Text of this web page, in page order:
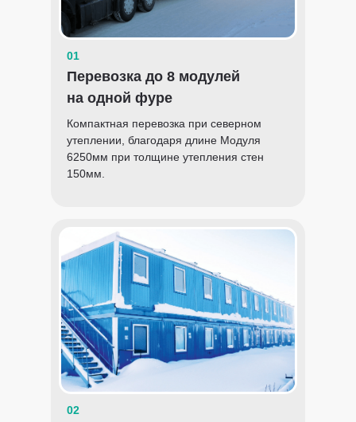
Перевозка до 8 модулей
на одной фуре
Компактная перевозка при северном
утеплении, благодаря длине Модуля
6250мм при толщине утепления стен
150мм.
01
02